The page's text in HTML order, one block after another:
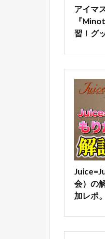
アイマ
『
習！グ
会）の
加レポ。